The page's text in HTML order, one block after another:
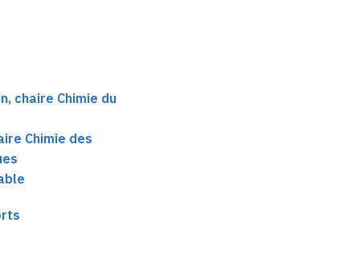
chaire Chimie du
Chimie des